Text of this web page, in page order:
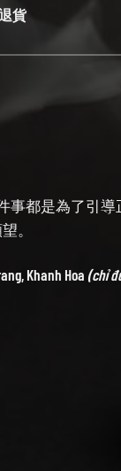
貨
事都是為了引導
。
Khanh Hoa (chỉ